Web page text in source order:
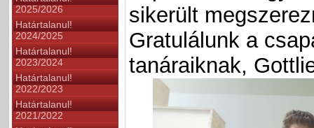
2025/2026
Határtalanul!
2024/2025
Határtalanul!
2023/2024
Határtalanul!
2022/2023
Határtalanul!
2021/2022
sikerült
Gratulálunk a
tanáraiknak,